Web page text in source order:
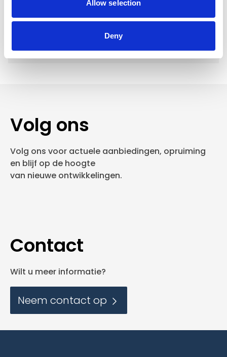
Allow selection
Deny
Verzending €5,95 Nederland
Verzending €7,95 België
Volg ons
Volg ons voor actuele aanbiedingen, opruiming
en blijf op de hoogte
van nieuwe ontwikkelingen.
Contact
Wilt u meer informatie?
Neem contact op